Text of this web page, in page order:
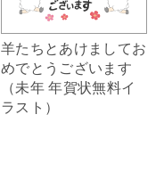
羊たちとあけましてお
めでとうございます
（未年 年賀状無料イ
ラスト）